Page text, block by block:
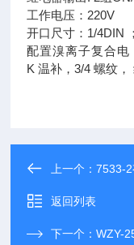
工作电压：220V
开口尺寸：1/4DIN
配置溴离子复合
K 温补，3/4 螺纹，
上一个：7533-
返回列表
下一个：WZY-